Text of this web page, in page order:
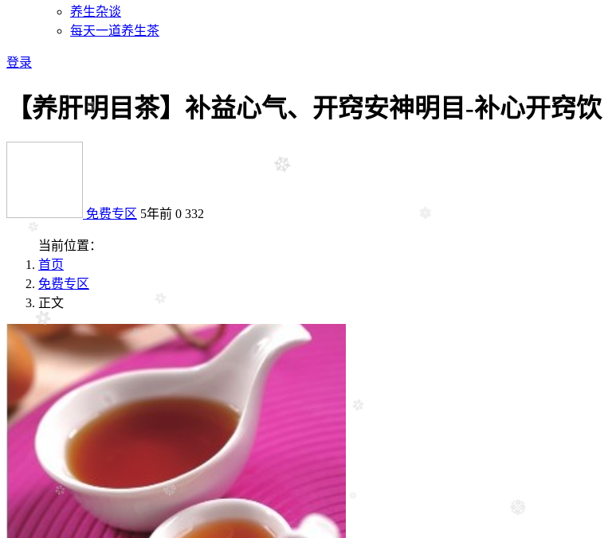
养生杂谈
每天一道养生茶
登录
【养肝明目茶】补益心气、开窍安神明目-补心开窍饮
免费专区 5年前 0 332
当前位置：
首页
免费专区
正文